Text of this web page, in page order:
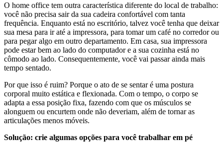
O home office tem outra característica diferente do local de trabalho:
você não precisa sair da sua cadeira confortável com tanta
frequência. Enquanto está no escritório, talvez você tenha que deixar
sua mesa para ir até a impressora, para tomar um café no corredor ou
para pegar algo em outro departamento. Em casa, sua impressora
pode estar bem ao lado do computador e a sua cozinha está no
cômodo ao lado. Consequentemente, você vai passar ainda mais
tempo sentado.
Por que isso é ruim? Porque o ato de se sentar é uma postura
corporal muito estática e flexionada. Com o tempo, o corpo se
adapta a essa posição fixa, fazendo com que os músculos se
alonguem ou encurtem onde não deveriam, além de tornar as
articulações menos móveis.
Solução: crie algumas opções para você trabalhar em pé